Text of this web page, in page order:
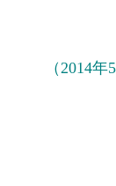
（2014